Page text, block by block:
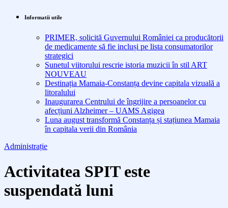
Informatii utile
PRIMER, solicită Guvernului României ca producătorii
de medicamente să fie incluși pe lista consumatorilor
strategici
Sunetul viitorului rescrie istoria muzicii în stil ART
NOUVEAU
Destinația Mamaia-Constanța devine capitala vizuală a
litoralului
Inaugurarea Centrului de îngrijire a persoanelor cu
afecțiuni Alzheimer – UAMS Agigea
Luna august transformă Constanța și stațiunea Mamaia
în capitala verii din România
Administrație
Activitatea SPIT este
suspendată luni